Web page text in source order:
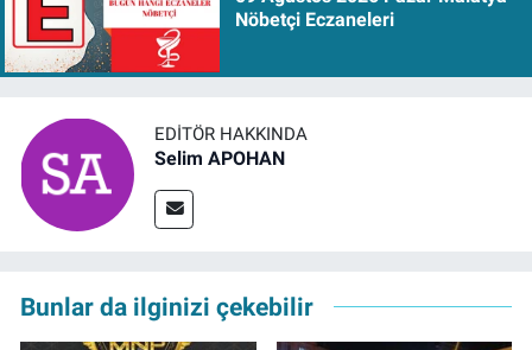
Nöbetçi Eczaneleri
EDITÖR HAKKINDA
Selim APOHAN
Bunlar da ilginizi çekebilir